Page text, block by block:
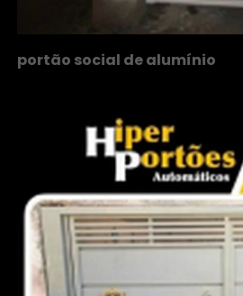
portão social de alumínio